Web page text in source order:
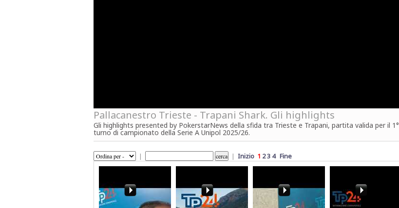
Pallacanestro Trieste - Trapani Shark. Gli highlights
Gli highlights presented by PokerstarNews della sfida tra Trieste e Trapani, partita valida per il 1°
turno di campionato della Serie A Unipol 2025/26.
| | Inizio 1 23 4 Fine